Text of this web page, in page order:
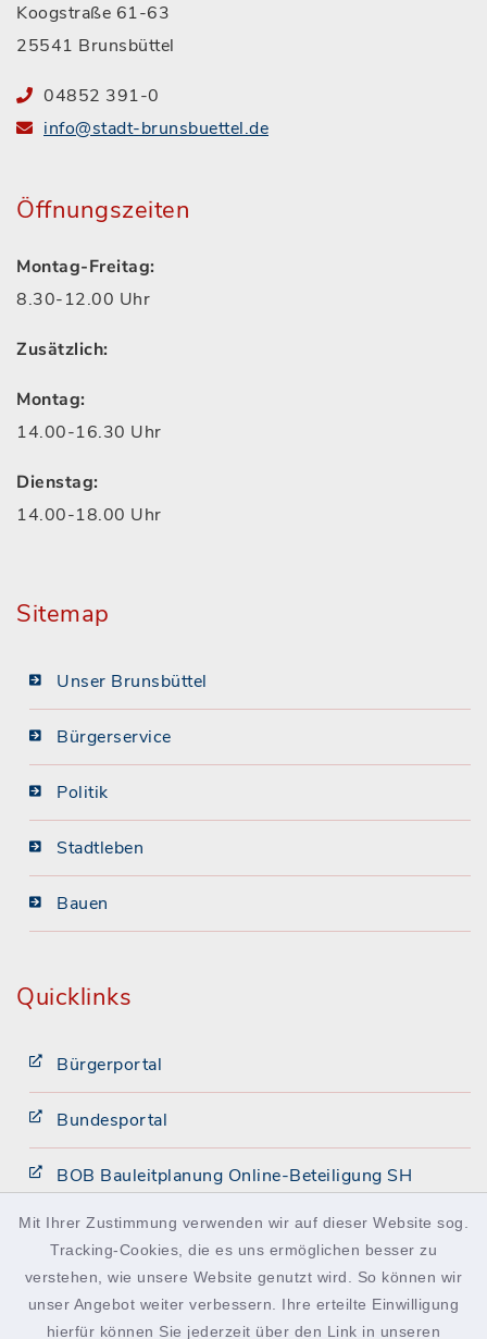
Mit Ihrer Zustimmung verwenden wir auf dieser Website sog.
Tracking-Cookies, die es uns ermöglichen besser zu
verstehen, wie unsere Website genutzt wird. So können wir
unser Angebot weiter verbessern. Ihre erteilte Einwilligung
hierfür können Sie jederzeit über den Link in unseren
Koogstraße 61-63
25541 Brunsbüttel
04852 391-0
info@stadt-brunsbuettel.de
Öffnungszeiten
Montag-Freitag:
8.30-12.00 Uhr
Zusätzlich:
Montag:
14.00-16.30 Uhr
Dienstag:
14.00-18.00 Uhr
Sitemap
Unser Brunsbüttel
Bürgerservice
Politik
Stadtleben
Bauen
Quicklinks
Bürgerportal
Bundesportal
BOB Bauleitplanung Online-Beteiligung SH
Intranet
facebookinstagram
Podcast